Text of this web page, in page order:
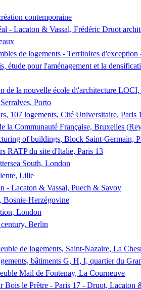
contemporaine
- Lacaton & Vassal, Frédéric Druot
de logements - Territoires
étude pour l'aménagement et la
de la nouvelle école d\'architecture
Porto
107 logements, Cité Universitaire, Paris
la Communauté Française, Bruxelles
of buildings, Block Saint-Germain,
RATP du site d'Italie, Paris 13
South, London
Lille
- Lacaton & Vassal, Puech & Savoy
Bosnie-Herzégovine
London
Berlin
de logements, Saint-Nazaire, La
bâtiments G, H, I, quartier du
Mail de Fontenay, La Courneuve
Bois le Prêtre - Paris 17 - Druot, Lacaton